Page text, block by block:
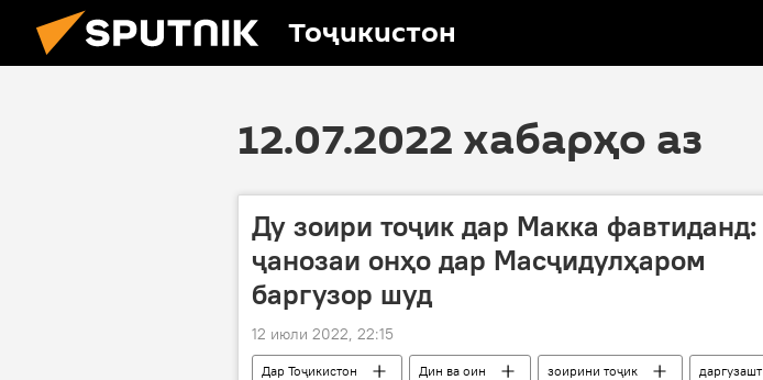
Тоҷикистон
12.07.2022 хабарҳо аз
Ду зоири тоҷик дар Макка фавтиданд:
ҷанозаи онҳо дар Масҷидулҳаром
баргузор шуд
12 июли 2022, 22:15
Дар Тоҷикистон Дин ва оин зоирини тоҷик
даргузашт